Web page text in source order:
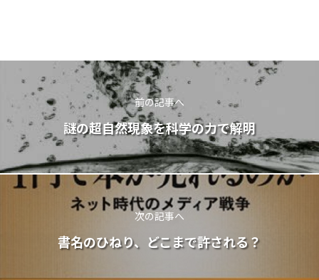
前の記事へ
謎の超自然現象を科学の力で解明
次の記事へ
書名のひねり、どこまで許される？